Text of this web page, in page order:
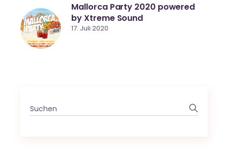
Mallorca Party 2020 powered
by Xtreme Sound
17. Juli 2020
Search
for: